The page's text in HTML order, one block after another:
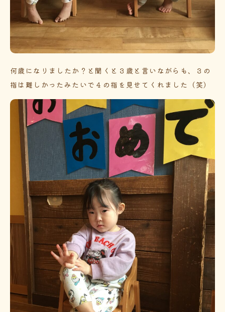
何歳になりましたか？と聞くと３歳と言いながらも、３の
指は難しかったみたいで４の指を見せてくれました（笑）